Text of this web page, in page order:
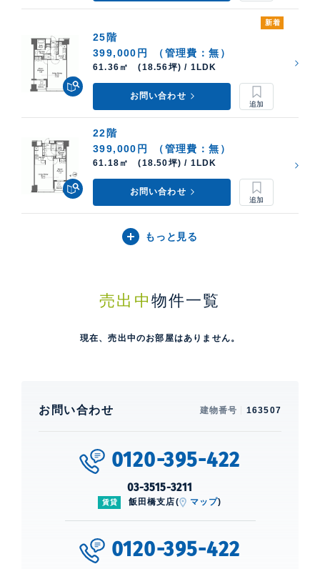
新着
25階
399,000円
（管理費：無）
61.36㎡ (18.56坪) / 1LDK
お問い合わせ
22階
399,000円
（管理費：無）
61.18㎡ (18.50坪) / 1LDK
お問い合わせ
もっと見る
売出中 物件一覧
現在、売出中のお部屋はありません。
お問い合わせ 建物番号 163507
0120-395-422
03-3515-3211
賃貸 飯田橋支店( マップ)
0120-395-422